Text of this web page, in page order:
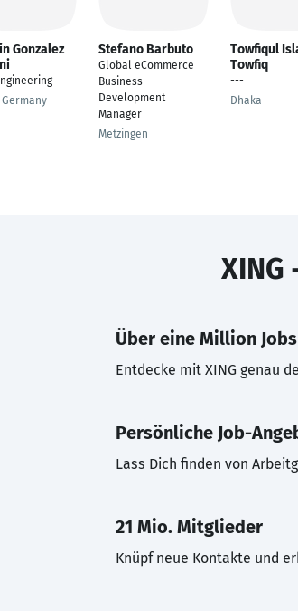
Gonzalez
Stefano Barbuto
Global eCommerce
Business
Development
Manager
Metzingen
Towfiqul
Towfiq
---
Dhaka
XING
Über eine Million Jobs
Entdecke mit XING genau
Persönliche Job-
Lass Dich finden von
21 Mio. Mitglieder
Knüpf neue Kontakte und